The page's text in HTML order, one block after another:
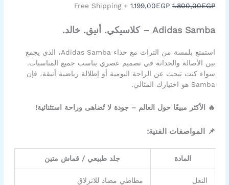
1.800,00EGP
1.199,00EGP
+ Free Shipping
Adidas Samba – كلاسيكي. أنيق. خالد.
استمتع بلمسة من التراث مع حذاء Adidas Samba، الذي يجمع
بين الأصالة والحداثة في تصميم عصري يناسب جميع المناسبات.
سواء كنت تبحث عن الراحة اليومية أو إطلالة رياضية أنيقة، فإن
Samba هو اختيارك المثالي.
🔥 الأكثر مبيعًا حول العالم – جودة لا تُضاهى وراحة استثنائية!
📌 المواصفات الفنية:
المادة جلد طبيعي / قماش متين
النعل مطاطي مضاد للانزلاق
-